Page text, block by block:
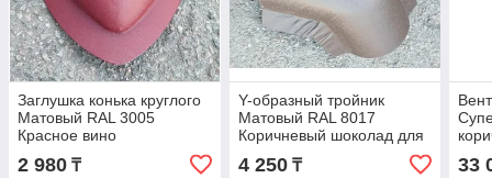
Заглушка конька круглого
Матовый RAL 3005
Красное вино
бочкообразная R80
2 980 ₸
Y-образный тройник
Матовый RAL 8017
Коричневый шоколад для
круглого конька R80
4 250₸ 33